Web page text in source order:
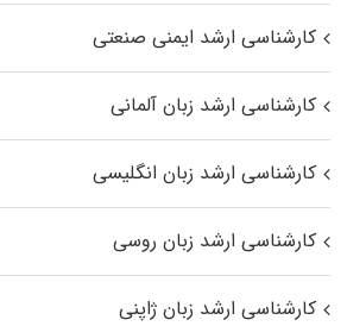
کارشناسی ارشد ایمنی صنعتی
کارشناسی ارشد زبان آلمانی
کارشناسی ارشد زبان انگلیسی
کارشناسی ارشد زبان روسی
کارشناسی ارشد زبان ژاپنی